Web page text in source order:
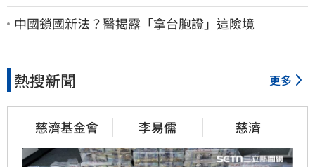
中國鎖國新法？醫揭露「拿台胞證」這險境
熱搜新聞 更多
慈濟基金會 李易儒 慈濟